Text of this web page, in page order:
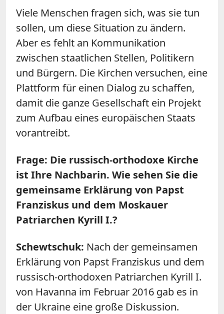
Viele Menschen fragen sich, was sie tun
sollen, um diese Situation zu ändern.
Aber es fehlt an Kommunikation
zwischen staatlichen Stellen, Politikern
und Bürgern. Die Kirchen versuchen, eine
Plattform für einen Dialog zu schaffen,
damit die ganze Gesellschaft ein Projekt
zum Aufbau eines europäischen Staats
vorantreibt.
Frage: Die russisch-orthodoxe Kirche
ist Ihre Nachbarin. Wie sehen Sie die
gemeinsame Erklärung von Papst
Franziskus und dem Moskauer
Patriarchen Kyrill I.?
Schewtschuk: Nach der gemeinsamen
Erklärung von Papst Franziskus und dem
russisch-orthodoxen Patriarchen Kyrill I.
von Havanna im Februar 2016 gab es in
der Ukraine eine große Diskussion.